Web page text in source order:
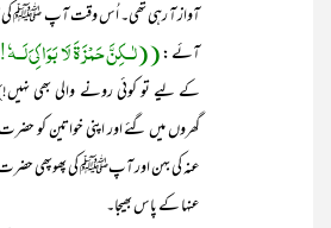
آواز آ رہی تھی۔ اُس وقت آپ ﷺ کی
آئے :((لٰــکِنَّ حَمْزَۃَ لَا بَوَاکِیَ
کے لیے تو کوئی رونے والی بھی
گھروں میں گئے اور اپنی خواتین کو
عنہ کی بہن اور آپﷺ کی پھوپھی حضرت
عنہا کے پاس بھیجا۔